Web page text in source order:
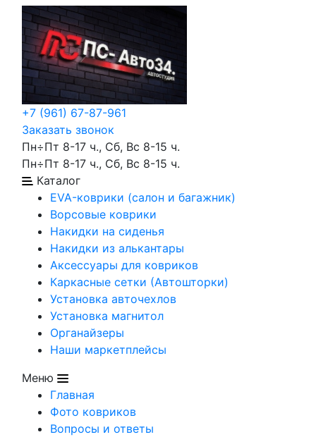
+7 (961) 67-87-961
Заказать звонок
Пн÷Пт 8-17 ч., Сб, Вс 8-15 ч.
Пн÷Пт 8-17 ч., Сб, Вс 8-15 ч.
Каталог
EVA-коврики (салон и багажник)
Ворсовые коврики
Накидки на сиденья
Накидки из алькантары
Аксессуары для ковриков
Каркасные сетки (Автошторки)
Установка авточехлов
Установка магнитол
Органайзеры
Наши маркетплейсы
Меню
Главная
Фото ковриков
Вопросы и ответы